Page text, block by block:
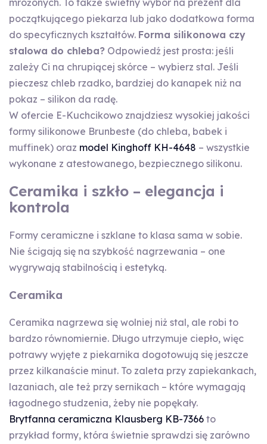
początkującego piekarza lub jako dodatkowa forma
do specyficznych kształtów. Forma silikonowa czy
stalowa do chleba? Odpowiedź jest prosta: jeśli
zależy Ci na chrupiącej skórce – wybierz stal. Jeśli
pieczesz chleb rzadko, bardziej do kanapek niż na
pokaz – silikon da radę.
W ofercie E-Kuchcikowo znajdziesz wysokiej jakości
formy silikonowe Brunbeste (do chleba, babek i
muffinek) oraz model Kinghoff KH-4648 – wszystkie
wykonane z atestowanego, bezpiecznego silikonu.
Ceramika i szkło – elegancja i
kontrola
Formy ceramiczne i szklane to klasa sama w sobie.
Nie ścigają się na szybkość nagrzewania – one
wygrywają stabilnością i estetyką.
Ceramika
Ceramika nagrzewa się wolniej niż stal, ale robi to
bardzo równomiernie. Długo utrzymuje ciepło, więc
potrawy wyjęte z piekarnika dogotowują się jeszcze
przez kilkanaście minut. To zaleta przy zapiekankach,
lazaniach, ale też przy sernikach – które wymagają
łagodnego studzenia, żeby nie popękały.
Brytfanna ceramiczna Klausberg KB-7366 to
przykład formy, która świetnie sprawdzi się zarówno